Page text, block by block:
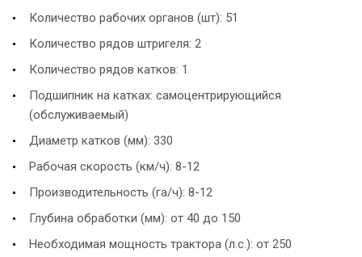
Количество рабочих органов (шт): 51
Количество рядов штригеля: 2
Количество рядов катков: 1
Подшипник на катках: самоцентрирующийся
(обслуживаемый)
Диаметр катков (мм): 330
Рабочая скорость (км/ч): 8-12
Производительность (га/ч): 8-12
Глубина обработки (мм): от 40 до 150
Необходимая мощность трактора (л.с.): от 250